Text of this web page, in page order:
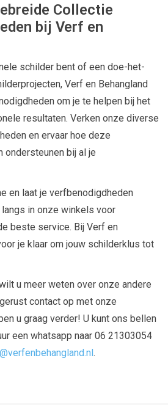
Collectie
bij Verf en
schilder bent of een doe-het-
Verf en Behangland
om je te helpen bij het
resultaten. Verken onze diverse
en ervaar hoe deze
ondersteunen bij al je
en laat je verfbenodigdheden
in onze winkels voor
beste service. Bij Verf en
je klaar om jouw schilderklus tot
u meer weten over onze andere
contact op met onze
u graag verder! U kunt ons bellen
een whatsapp naar 06 21303054
.